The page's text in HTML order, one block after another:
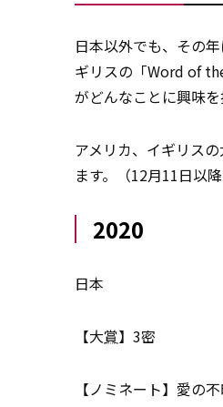
日本以外でも、その
ギリスの「Word of
がどんなことに興味
アメリカ、イギリス
ます。（12月11日以降
2020
日本
【大賞】3密
【ノミネート】愛の